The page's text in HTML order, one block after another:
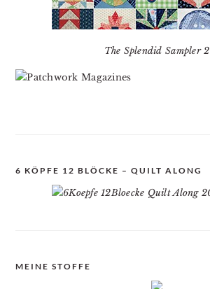
The Splendid Sampler 2
6 KÖPFE 12 BLÖCKE – QUILT ALONG
MEINE STOFFE